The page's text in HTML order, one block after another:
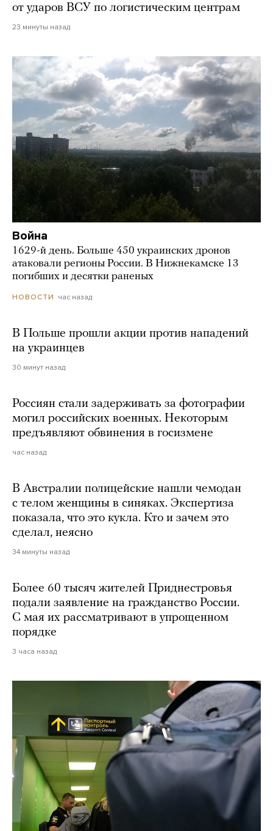
от ударов ВСУ по логистическим центрам
23 минуты назад
Война
1629-й день. Больше 450 украинских дронов
атаковали регионы России. В Нижнекамске 13
погибших и десятки раненых
НОВОСТИ час назад
В Польше прошли акции против нападений
на украинцев
30 минут назад
Россиян стали задерживать за фотографии
могил российских военных. Некоторым
предъявляют обвинения в госизмене
час назад
В Австралии полицейские нашли чемодан
с телом женщины в синяках. Экспертиза
показала, что это кукла. Кто и зачем это
сделал, неясно
34 минуты назад
Более 60 тысяч жителей Приднестровья
подали заявление на гражданство России.
С мая их рассматривают в упрощенном
порядке
3 часа назад